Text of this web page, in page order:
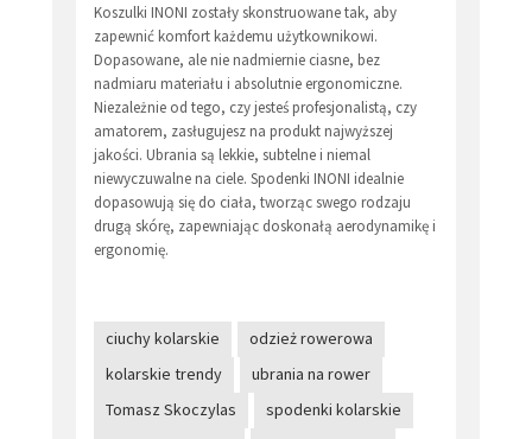
Koszulki INONI zostały skonstruowane tak, aby
zapewnić komfort każdemu użytkownikowi.
Dopasowane, ale nie nadmiernie ciasne, bez
nadmiaru materiału i absolutnie ergonomiczne.
Niezależnie od tego, czy jesteś profesjonalistą, czy
amatorem, zasługujesz na produkt najwyższej
jakości. Ubrania są lekkie, subtelne i niemal
niewyczuwalne na ciele. Spodenki INONI idealnie
dopasowują się do ciała, tworząc swego rodzaju
drugą skórę, zapewniając doskonałą aerodynamikę i
ergonomię.
ciuchy kolarskie
odzież rowerowa
kolarskie trendy
ubrania na rower
Tomasz Skoczylas
spodenki kolarskie